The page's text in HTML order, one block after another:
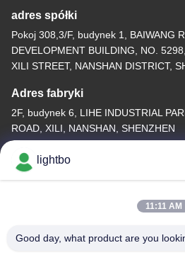
adres spółki
Pokoj 308,3/F, budynek 1, BAIWANG
DEVELOPMENT BUILDING, NO.
XILI STREET, NANSHAN DISTRICT,
Adres fabryki
2F, budynek 6, LIHE INDUSTRIAL
ROAD, XILI, NANSHAN, SHENZHEN
Tel.
86-755-83983496
lightbo
11:11 AM
Good day, what product are you